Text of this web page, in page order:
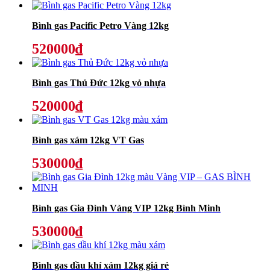
Bình gas Pacific Petro Vàng 12kg
520000₫
Bình gas Thủ Đức 12kg vỏ nhựa
520000₫
Bình gas xám 12kg VT Gas
530000₫
Bình gas Gia Đình Vàng VIP 12kg Bình Minh
530000₫
Bình gas dầu khí xám 12kg giá rẻ